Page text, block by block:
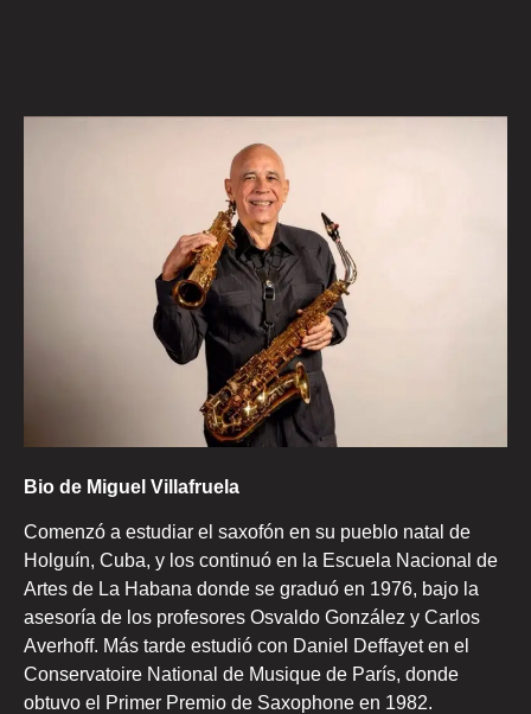
Bio de Miguel Villafruela
Comenzó a estudiar el saxofón en su pueblo natal de
Holguín, Cuba, y los continuó en la Escuela Nacional de
Artes de La Habana donde se graduó en 1976, bajo la
asesoría de los profesores Osvaldo González y Carlos
Averhoff. Más tarde estudió con Daniel Deffayet en el
Conservatoire National de Musique de París, donde
obtuvo el Primer Premio de Saxophone en 1982.